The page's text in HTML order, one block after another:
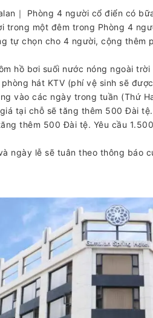
｜ Phòng 4 người cổ điển có
trong một đêm trong Phòng 4
tự chọn cho 4 người, cộng thêm
hồ bơi suối nước nóng ngoài
hát KTV (phí vệ sinh sẽ
vào các ngày trong tuần (Thứ
tại chỗ sẽ tăng thêm 500 Đài
thêm 500 Đài tệ. Yêu cầu
ngày lễ sẽ tuân theo thông báo